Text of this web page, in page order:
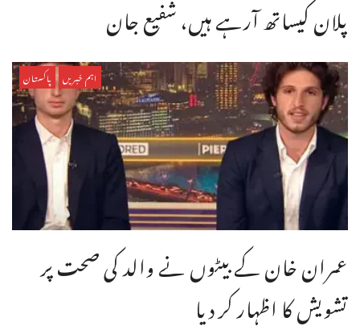
پلان کیساتھ آرہے ہیں، شفیع جان
اہم خبریں پاکستان
عمران خان کے بیٹوں نے والد کی صحت پر
تشویش کا اظہار کر دیا